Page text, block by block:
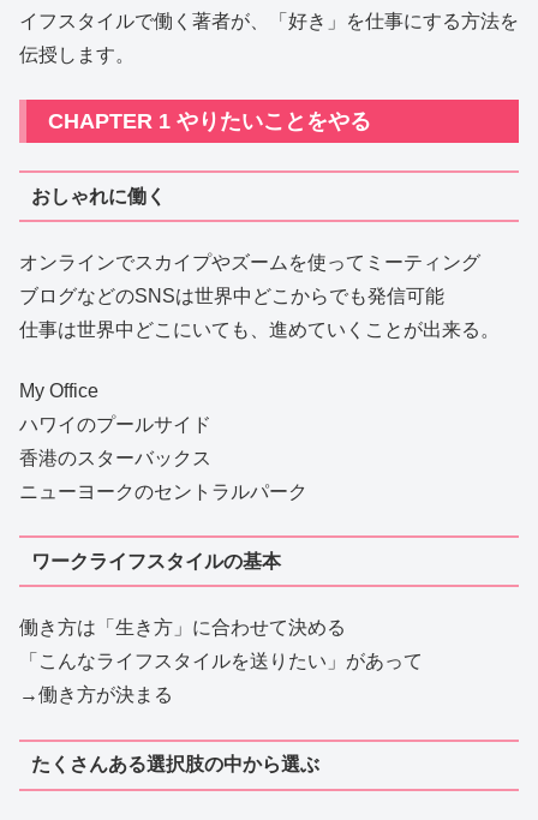
イフスタイルで働く著者が、「好き」を仕事にする方法を
伝授します。
CHAPTER 1 やりたいことをやる
おしゃれに働く
オンラインでスカイプやズームを使ってミーティング
ブログなどのSNSは世界中どこからでも発信可能
仕事は世界中どこにいても、進めていくことが出来る。
My Office
ハワイのプールサイド
香港のスターバックス
ニューヨークのセントラルパーク
ワークライフスタイルの基本
働き方は「生き方」に合わせて決める
「こんなライフスタイルを送りたい」があって
→働き方が決まる
たくさんある選択肢の中から選ぶ